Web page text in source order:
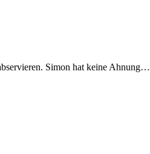
Simon hat keine Ahnung…